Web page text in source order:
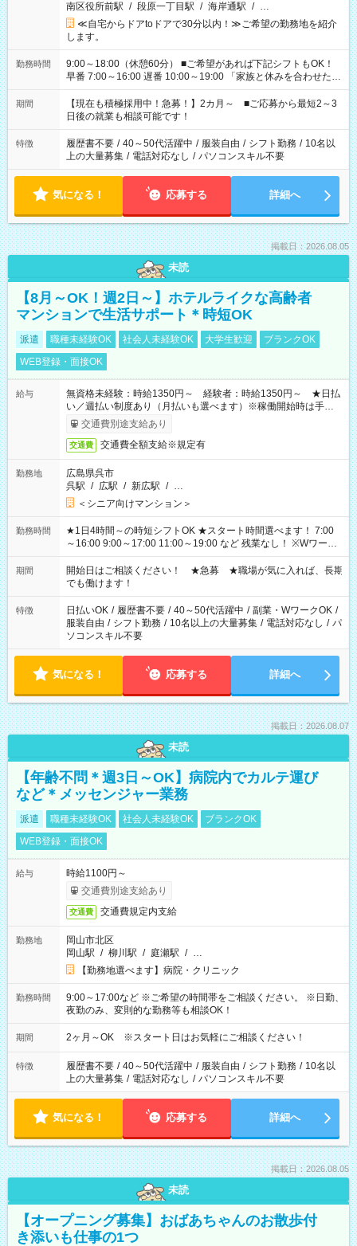
南区役所前駅 / 段原一丁目駅 / 海岸通駅 / …
≪自宅からドアtoドアで30分以内！≫ご希望の勤務地を紹介
します。
勤務時間
9:00～18:00（休憩60分） ■ご希望があれば下記シフトもOK！
早番 7:00～16:00 遅番 10:00～19:00 「家族と休みを合わせた
い」 「余裕を持って夕飯の準備がしたい」 「できれば残業はし
たくない」 など、ご希望を教えてくださいね。 ※Wワーク希望
の方へ 今ご覧のお仕事で希望する勤務時間と、もう1つのお仕事
の勤務時間。 合計で週40時間を超える場合は応募できません。
期間
【現在も積極採用中！急募！】2カ月～ ■ご応募から最短2～3
日後の就業も相談可能です！
特徴 履歴書不要 / 40～50代活躍中 / 服装自由 / シフト勤務 / 10名以
上の大量募集 / 電話対応なし / パソコンスキル不要
気になる！ 応募する 詳細へ
掲載日：2026.08.05
未読
【8月～OK！週2日～】ホテルライクな高齢者
マンションで生活サポート＊時短OK
派遣 職種未経験OK 社会人未経験OK 大学生歓迎
ブランクOK
WEB登録・面接OK
給与
無資格未経験：時給1350円～ 経験者：時給1350円～ ★日払
い／週払い制度あり（月払いも選べます）※稼働開始時は手続き
完了次第のお支払いとなります。
交通費別途支給あり
交通費 交通費全額支給※規定有
勤務地
広島県呉市
呉駅 / 広駅 / 新広駅 / …
＜シニア向けマンション＞
勤務時間
★1日4時間～の時短シフトOK ★スタート時間選べます！ 7:00
～16:00 9:00～17:00 11:00～19:00 など 残業なし！ ※Wワーク
の場合、他のお仕事と合わせ週40時間超の就業はご案内できま
せん ※法令に基づき、週20時間以上勤務は社会保険への加入対
象となります ※労働者派遣法（日雇い派遣の原則禁止）によ
り、短時間・短期間の就業はご案内が難しい場合があります
期間
開始日はご相談ください！ ★急募 ★職場が気に入れば、長期
でも働けます！
特徴 日払いOK / 履歴書不要 / 40～50代活躍中 / 副業・WワークOK /
服装自由 / シフト勤務 / 10名以上の大量募集 / 電話対応なし / パ
ソコンスキル不要
気になる！ 応募する 詳細へ
掲載日：2026.08.07
未読
【年齢不問＊週3日～OK】病院内でカルテ運び
など＊メッセンジャー業務
派遣 職種未経験OK 社会人未経験OK
ブランクOK
WEB登録・面接OK
給与
時給1100円～
交通費別途支給あり
交通費 交通費規定内支給
勤務地
岡山市北区
岡山駅 / 柳川駅 / 庭瀬駅 / …
【勤務地選べます】病院・クリニック
勤務時間
9:00～17:00など ※ご希望の時間帯をご相談ください。 ※日勤、
夜勤のみ、変則的な勤務等も相談OK！
期間 2ヶ月～OK ※スタート日はお気軽にご相談ください！
特徴 履歴書不要 / 40～50代活躍中 / 服装自由 / シフト勤務 / 10名以
上の大量募集 / 電話対応なし / パソコンスキル不要
気になる！ 応募する 詳細へ
掲載日：2026.08.05
未読
【オープニング募集】おばあちゃんのお散歩付
き添いも仕事の1つ